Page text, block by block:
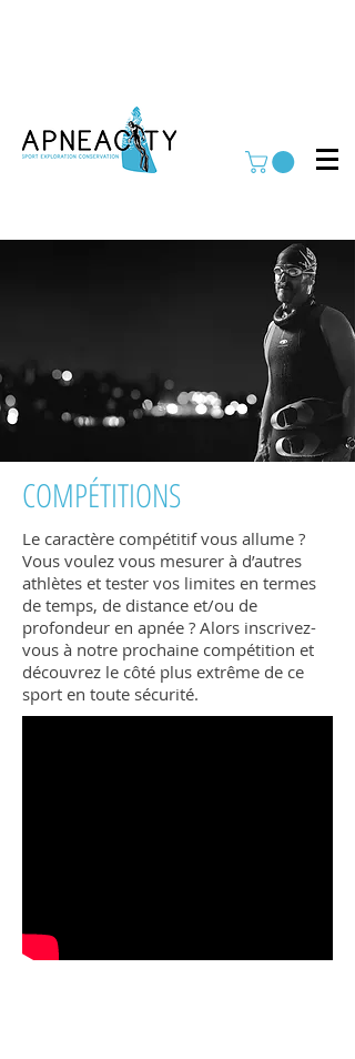
COMPÉTITIONS
Le caractère compétitif vous allume ?
Vous voulez vous mesurer à d’autres
athlètes et tester vos limites en termes
de temps, de distance et/ou de
profondeur en apnée ? Alors inscrivez-
vous à notre prochaine compétition et
découvrez le côté plus extrême de ce
sport en toute sécurité.